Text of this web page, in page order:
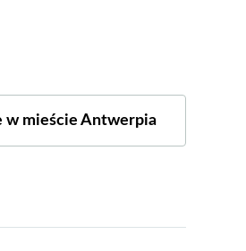
w mieście Antwerpia